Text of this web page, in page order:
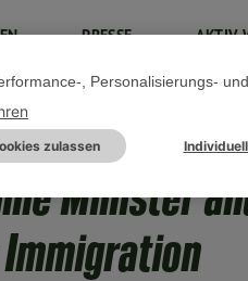
PRESSE AKTIV
2023
Minister
, Personalisierungs-
zulassen